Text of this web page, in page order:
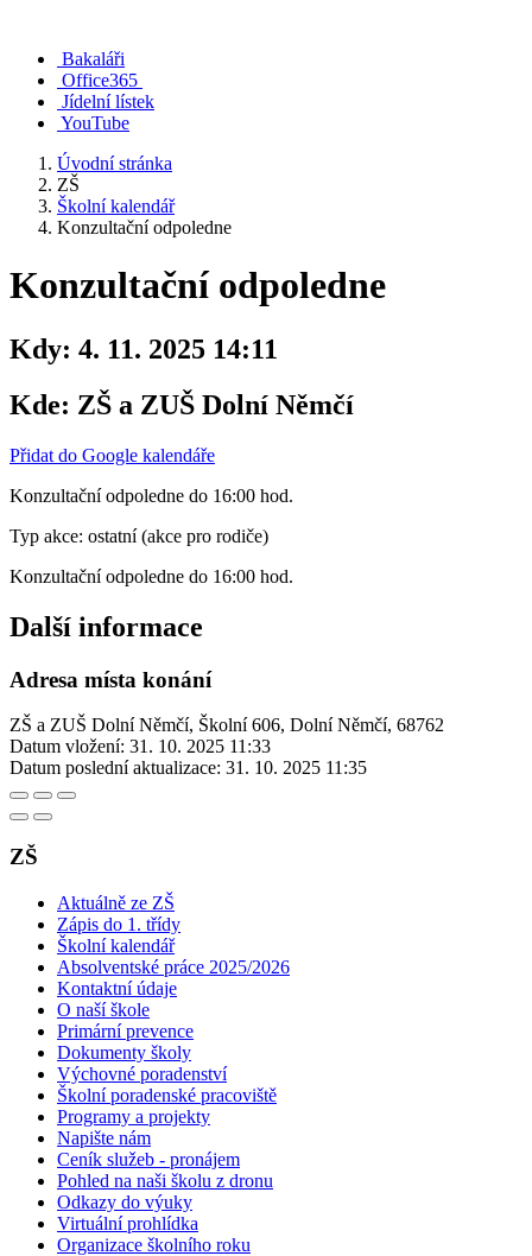
Bakaláři
Office365
Jídelní lístek
YouTube
Úvodní stránka
ZŠ
Školní kalendář
Konzultační odpoledne
Konzultační odpoledne
Kdy: 4. 11. 2025 14:11
Kde: ZŠ a ZUŠ Dolní Němčí
Přidat do Google kalendáře
Konzultační odpoledne do 16:00 hod.
Typ akce: ostatní (akce pro rodiče)
Konzultační odpoledne do 16:00 hod.
Další informace
Adresa místa konání
ZŠ a ZUŠ Dolní Němčí, Školní 606, Dolní Němčí, 68762
Datum vložení: 31. 10. 2025 11:33
Datum poslední aktualizace: 31. 10. 2025 11:35
ZŠ
Aktuálně ze ZŠ
Zápis do 1. třídy
Školní kalendář
Absolventské práce 2025/2026
Kontaktní údaje
O naší škole
Primární prevence
Dokumenty školy
Výchovné poradenství
Školní poradenské pracoviště
Programy a projekty
Napište nám
Ceník služeb - pronájem
Pohled na naši školu z dronu
Odkazy do výuky
Virtuální prohlídka
Organizace školního roku